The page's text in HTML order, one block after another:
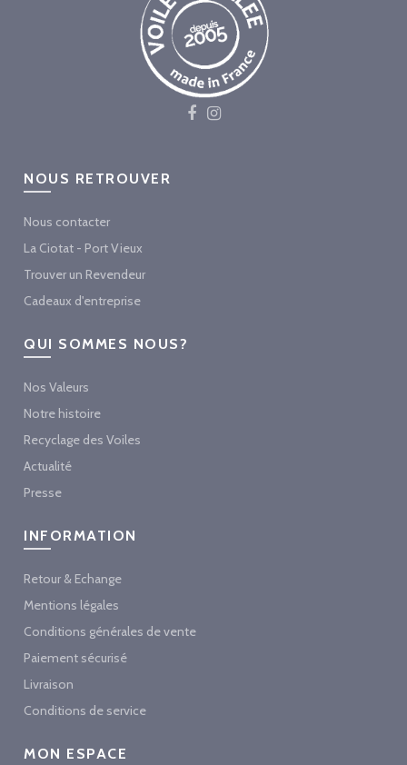
NOUS RETROUVER
Nous contacter
La Ciotat - Port Vieux
Trouver un Revendeur
Cadeaux d'entreprise
QUI SOMMES NOUS?
Nos Valeurs
Notre histoire
Recyclage des Voiles
Actualité
Presse
INFORMATION
Retour & Echange
Mentions légales
Conditions générales de vente
Paiement sécurisé
Livraison
Conditions de service
MON ESPACE